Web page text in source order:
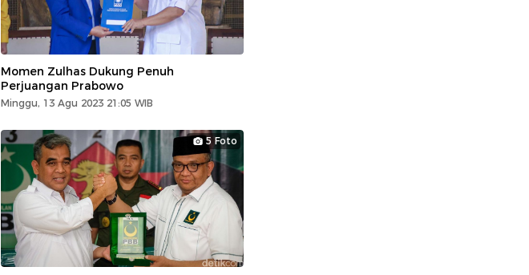
Momen Zulhas Dukung Penuh
Perjuangan Prabowo
Minggu, 13 Agu 2023 21:05 WIB
5 Foto